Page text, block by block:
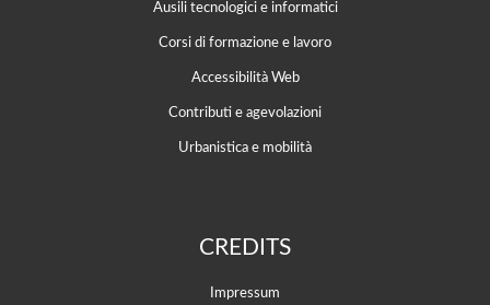
Ausili tecnologici e informatici
Corsi di formazione e lavoro
Accessibilità Web
Contributi e agevolazioni
Urbanistica e mobilità
CREDITS
Impressum